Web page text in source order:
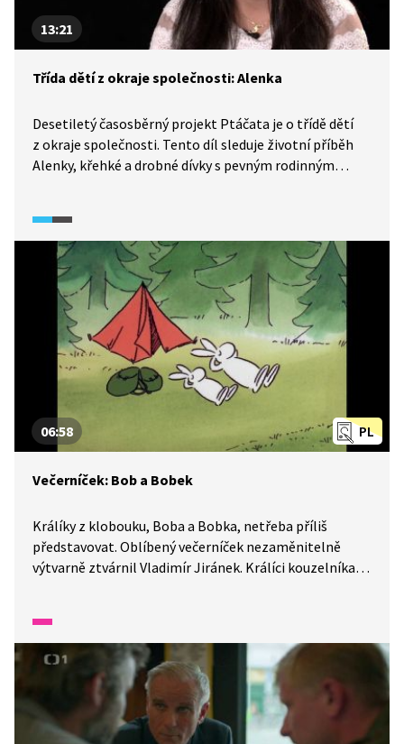
13:21
Třída dětí z okraje společnosti: Alenka
Desetiletý časosběrný projekt Ptáčata je o třídě dětí
z okraje společnosti. Tento díl sleduje životní příběh
Alenky, křehké a drobné dívky s pevným rodinným
A jak se jí daří dnes? Dostála svému snu a stala se z ní
kadeřnice? Na prahu dospělosti Alenka bohužel zažila
velmi traumatickou zkušenost, která výrazně ovlivnila
její následující životní období.
PL
06:58
Večerníček: Bob a Bobek
Králíky z klobouku, Boba a Bobka, netřeba příliš
představovat. Oblíbený večerníček nezaměnitelně
výtvarně ztvárnil Vladimír Jiránek. Králíci kouzelníka
tajemství klobouk skrývá?